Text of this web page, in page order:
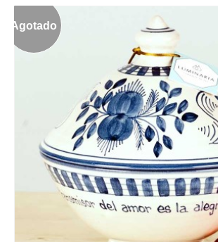
Agotado